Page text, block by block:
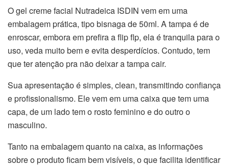
O gel creme facial Nutradeica ISDIN vem em uma
embalagem prática, tipo bisnaga de 50ml. A tampa é de
enroscar, embora em prefira a flip flp, ela é tranquila para o
uso, veda muito bem e evita desperdícios. Contudo, tem
que ter atenção pra não deixar a tampa cair.
Sua apresentação é simples, clean, transmitindo confiança
e profissionalismo. Ele vem em uma caixa que tem uma
capa, de um lado tem o rosto feminino e do outro o
masculino.
Tanto na embalagem quanto na caixa, as informações
sobre o produto ficam bem visíveis, o que facilita identificar